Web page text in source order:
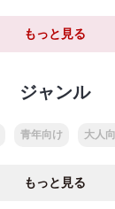
もっと見る
ジャンル
青年向け 大人
もっと見る